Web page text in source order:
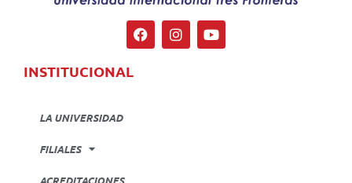
INSTITUCIONAL
LA UNIVERSIDAD
FILIALES
ACREDITACIONES